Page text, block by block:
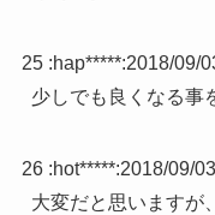
25 :hap*****:2018/09/
少しでも良くなる事
26 :hot*****:2018/09/
大変だと思いますが